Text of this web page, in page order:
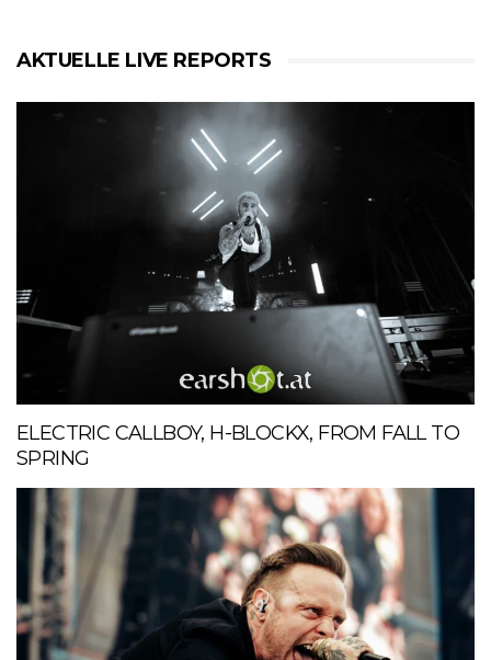
AKTUELLE LIVE REPORTS
ELECTRIC CALLBOY, H-BLOCKX, FROM FALL TO
SPRING